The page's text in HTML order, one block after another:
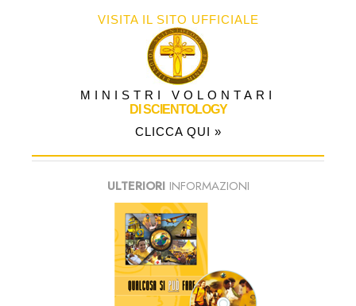
VISITA IL SITO UFFICIALE
MINISTRI VOLONTARI
DI SCIENTOLOGY
CLICCA QUI »
ULTERIORIINFORMAZIONI